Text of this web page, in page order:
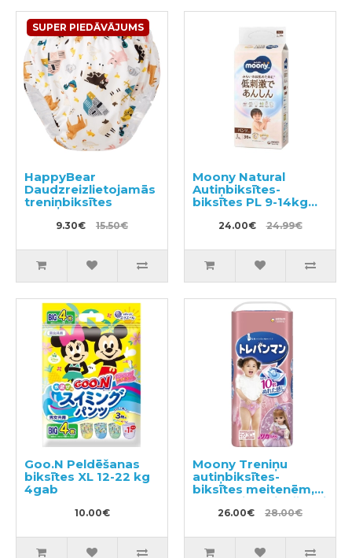
SUPER PIEDĀVĀJUMS
HappyBear
Daudzreizlietojamās
treniņbiksītes
9.30€ 15.50€
Moony Natural
Autiņbiksītes-
biksītes PL 9-14kg
24.00€ 24.99€
Goo.N Peldēšanas
biksītes XL 12-22 kg
4gab
10.00€
Moony Treniņu
autiņbiksītes-
biksītes meitenēm,
bērna pieradināšanai
tualetei BIG 12-22kg
26.00€ 28.00€